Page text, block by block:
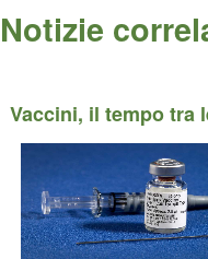
Notizie
Vaccini, il tempo tra